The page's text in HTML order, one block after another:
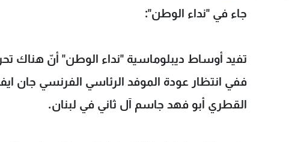
جاء في "نداء الوطن":
تفيد أوساط ديبلوماسية "نداء الوطن" أنّ هناك
ففي انتظار عودة الموفد الرئاسي الفرنسي جان
القطري أبو فهد جاسم آل ثاني في لبنان.